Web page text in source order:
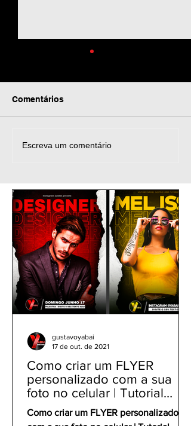
Football Edit Animated
CapCut PicsArt
Comentários
Escreva um comentário
Como criar um FLYER
personalizado com a sua
foto no celular | Tutorial
PicsArt app gratuito
Como criar um FLYER personalizado
gustavoyabai
17 de out. de 2021